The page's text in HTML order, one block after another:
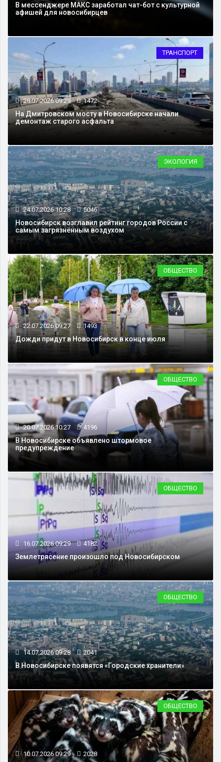
В мессенджере MAКС заработал чат-бот с культурной
афишей для новосибирцев
ТРАНСПОРТ
28.07.2026 09:29 1472
На Дмитровском мосту в Новосибирске начали
демонтаж старого асфальта
ЭКОЛОГИЯ
24.07.2026 10:28 5046
Новосибирск возглавил рейтинг городов России с
самым загрязнённым воздухом
ОБЩЕСТВО
22.07.2026 09:27 1493
Дожди придут в Новосибирск в конце июля
ОБЩЕСТВО
20.07.2026 10:27 4196
В Новосибирске объявлено штормовое
предупреждение
ОБЩЕСТВО
16.07.2026 09:29 4182
Землетрясение произошло под Новосибирском
ОБЩЕСТВО
14.07.2026 09:28 2041
В Новосибирске появятся «Городские хранители»
ОБЩЕСТВО
10.07.2026 09:29 2028